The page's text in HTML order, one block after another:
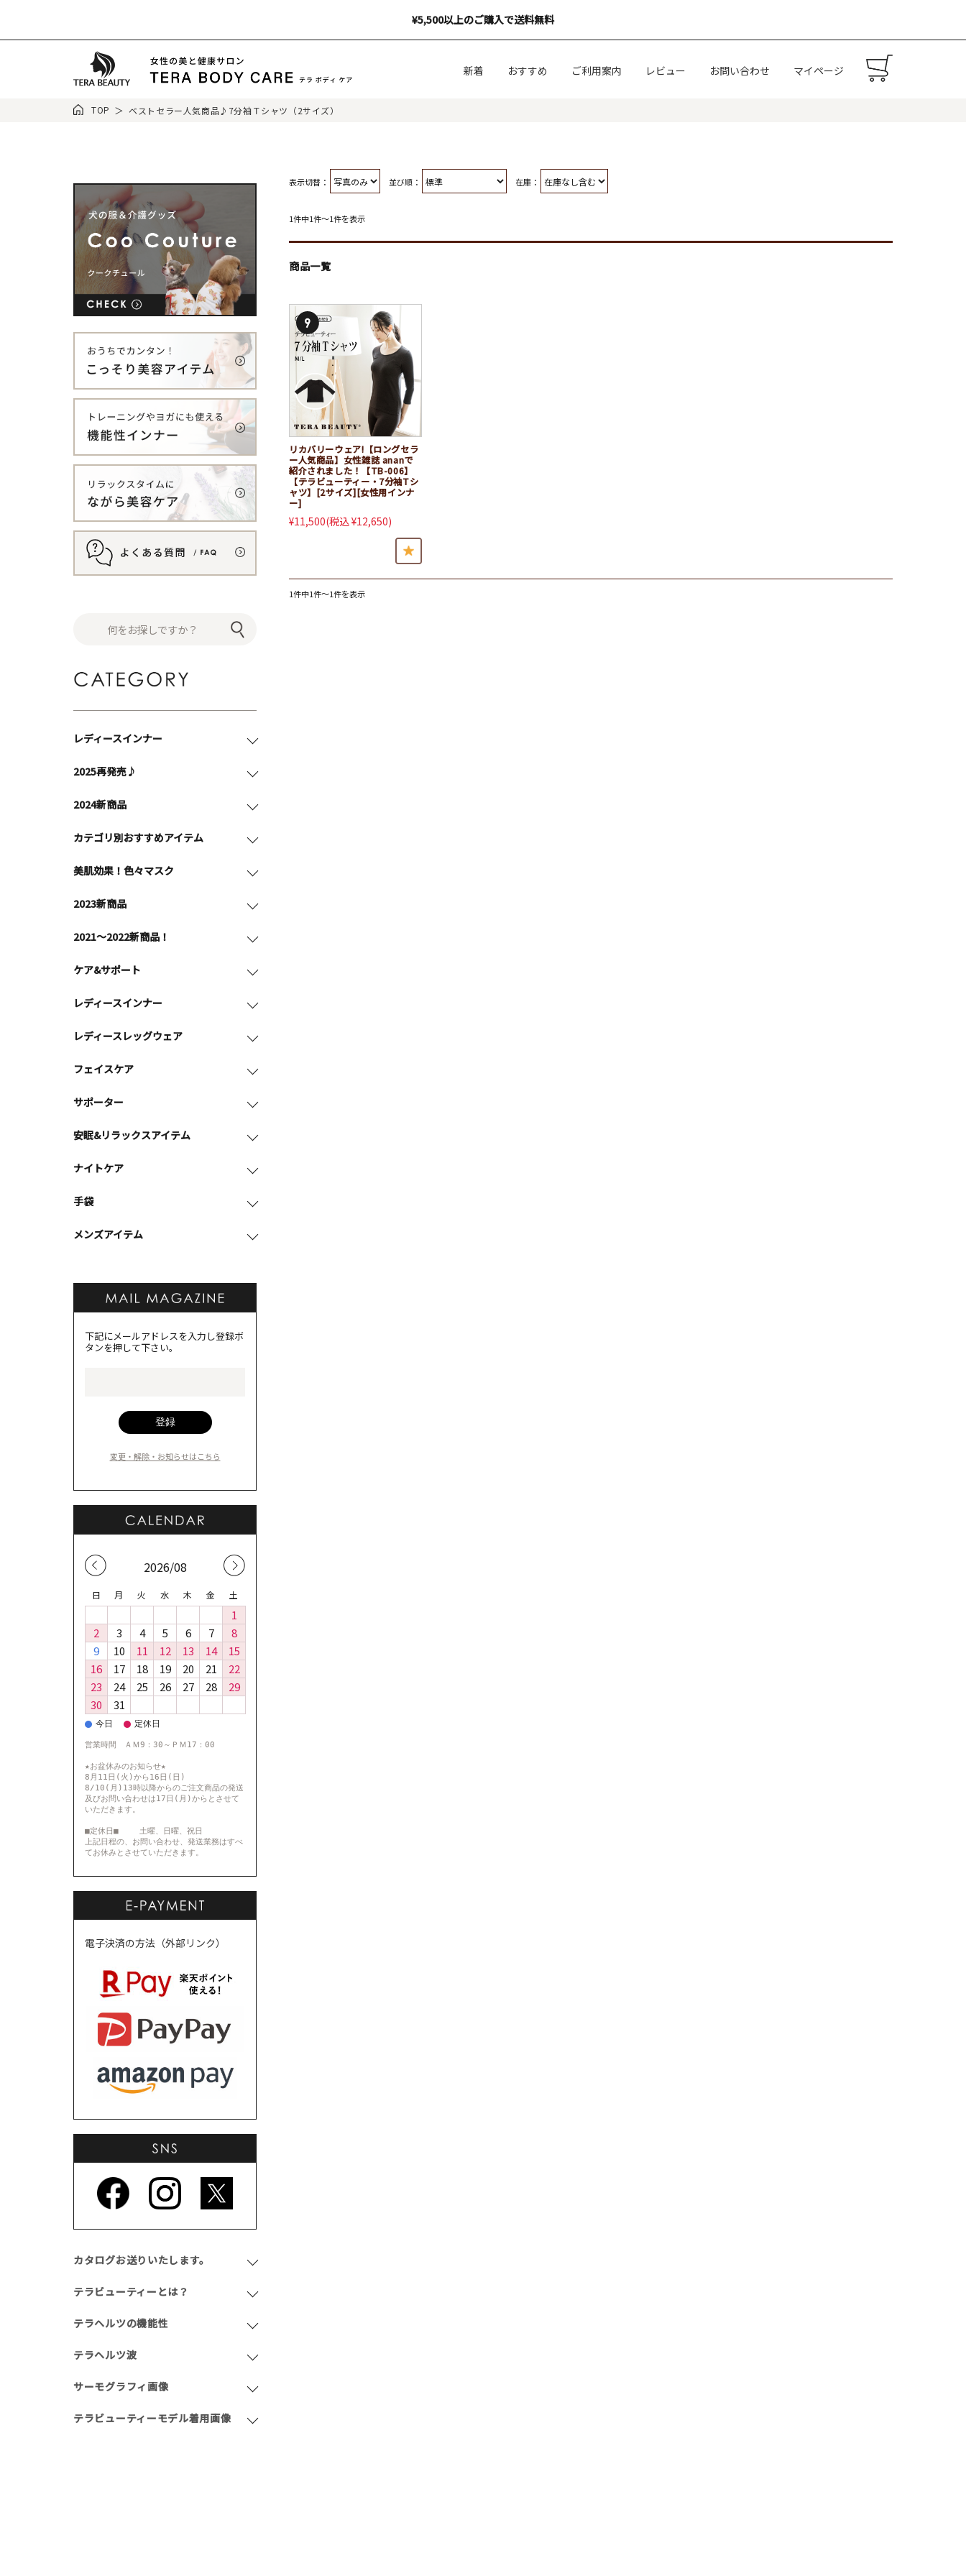
¥5,500以上のご購入で送料無料
新着 おすすめ ご利用案内 レビュー お問い合わせ マイページ
TOP ベストセラー人気商品♪7分袖Ｔシャツ（2サイズ）
表示切替： 並び順： 在庫：
1件中1件～1件を表示
商品一覧
リカバリーウェア!【ロングセラ
ー人気商品】女性雑誌 ananで
紹介されました！【TB-006】
【テラビューティー・7分袖Tシ
ャツ】[2サイズ][女性用インナ
ー]
¥11,500(税込 ¥12,650)
1件中1件～1件を表示
レディースインナー
2025再発売♪
2024新商品
カテゴリ別おすすめアイテム
美肌効果！色々マスク
2023新商品
2021～2022新商品！
ケア&サポート
レディースインナー
レディースレッグウェア
フェイスケア
サポーター
安眠&リラックスアイテム
ナイトケア
手袋
メンズアイテム
下記にメールアドレスを入力し登録ボ
タンを押して下さい。
変更・解除・お知らせはこちら
2026/08
日 月 火 水 木 金 土
1
2
3 4 5 6 7
8
9
10 11 12 13 14
15
16
17 18 19 20 21
22
23
24 25 26 27 28
29
30
31
今日 定休日
営業時間 ＡＭ9：30～ＰＭ17：00
★お盆休みのお知らせ★
8月11日(火)から16日(日)
8/10(月)13時以降からのご注文商品の発送
及びお問い合わせは17日(月)からとさせて
いただきます。
■定休日■ 土曜、日曜、祝日
上記日程の、お問い合わせ、発送業務はすべ
てお休みとさせていただきます。
電子決済の方法（外部リンク）
カタログお送りいたします。
テラビューティーとは？
テラヘルツの機能性
テラヘルツ波
サーモグラフィ画像
テラビューティーモデル着用画像